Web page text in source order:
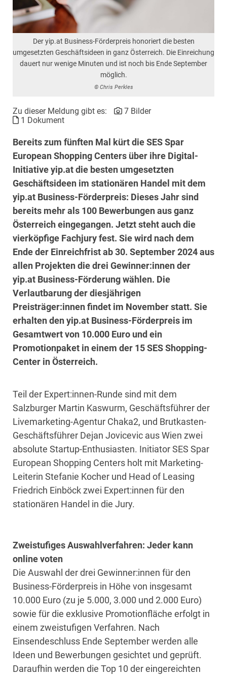
Der yip.at Business-Förderpreis honoriert die besten
umgesetzten Geschäftsideen in ganz Österreich. Die Einreichung
dauert nur wenige Minuten und ist noch bis Ende September
möglich.
© Chris Perkles
Zu dieser Meldung gibt es:
7 Bilder
1 Dokument
Bereits zum fünften Mal kürt die SES Spar
European Shopping Centers über ihre Digital-
Initiative yip.at die besten umgesetzten
Geschäftsideen im stationären Handel mit dem
yip.at Business-Förderpreis: Dieses Jahr sind
bereits mehr als 100 Bewerbungen aus ganz
Österreich eingegangen. Jetzt steht auch die
vierköpfige Fachjury fest. Sie wird nach dem
Ende der Einreichfrist ab 30. September 2024 aus
allen Projekten die drei Gewinner:innen der
yip.at Business-Förderung wählen. Die
Verlautbarung der diesjährigen
Preisträger:innen findet im November statt. Sie
erhalten den yip.at Business-Förderpreis im
Gesamtwert von 10.000 Euro und ein
Promotionpaket in einem der 15 SES Shopping-
Center in Österreich.
Teil der Expert:innen-Runde sind mit dem
Salzburger Martin Kaswurm, Geschäftsführer der
Livemarketing-Agentur Chaka2, und Brutkasten-
Geschäftsführer Dejan Jovicevic aus Wien zwei
absolute Startup-Enthusiasten. Initiator SES Spar
European Shopping Centers holt mit Marketing-
Leiterin Stefanie Kocher und Head of Leasing
Friedrich Einböck zwei Expert:innen für den
stationären Handel in die Jury.
Zweistufiges Auswahlverfahren: Jeder kann
online voten
Die Auswahl der drei Gewinner:innen für den
Business-Förderpreis in Höhe von insgesamt
10.000 Euro (zu je 5.000, 3.000 und 2.000 Euro)
sowie für die exklusive Promotionfläche erfolgt in
einem zweistufigen Verfahren. Nach
Einsendeschluss Ende September werden alle
Ideen und Bewerbungen gesichtet und geprüft.
Daraufhin werden die Top 10 der eingereichten